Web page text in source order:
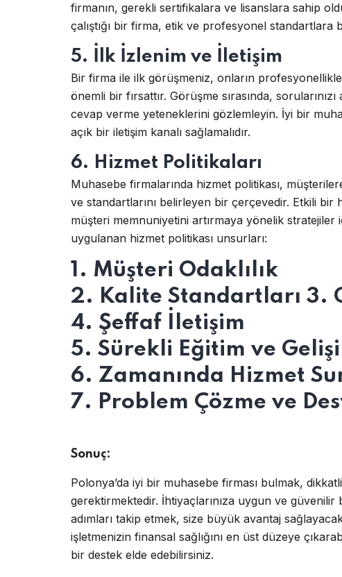
firmanın, gerekli sertifikalara ve lisanslara sahip
çalıştığı bir firma, etik ve profesyonel standartlara
5. İlk İzlenim ve İletişim
Bir firma ile ilk görüşmeniz, onların
önemli bir fırsattır. Görüşme sırasında,
cevap verme yeteneklerini gözlemleyin. İyi bir
açık bir iletişim kanalı sağlamalıdır.
6. Hizmet Politikaları
Muhasebe firmalarında hizmet politikası,
ve standartlarını belirleyen bir çerçevedir. Etkili bir
müşteri memnuniyetini artırmaya yönelik stratejiler
uygulanan hizmet politikası unsurları:
1. Müşteri Odaklılık
2. Kalite Standartları 3.
4. Şeffaf İletişim
5. Sürekli Eğitim ve
6. Zamanında Hizmet
7. Problem Çözme ve
Sonuç:
Polonya’da iyi bir muhasebe firması bulmak,
gerektirmektedir. İhtiyaçlarınıza uygun ve
adımları takip etmek, size büyük avantaj
işletmenizin finansal sağlığını en üst düzeye
bir destek elde edebilirsiniz.